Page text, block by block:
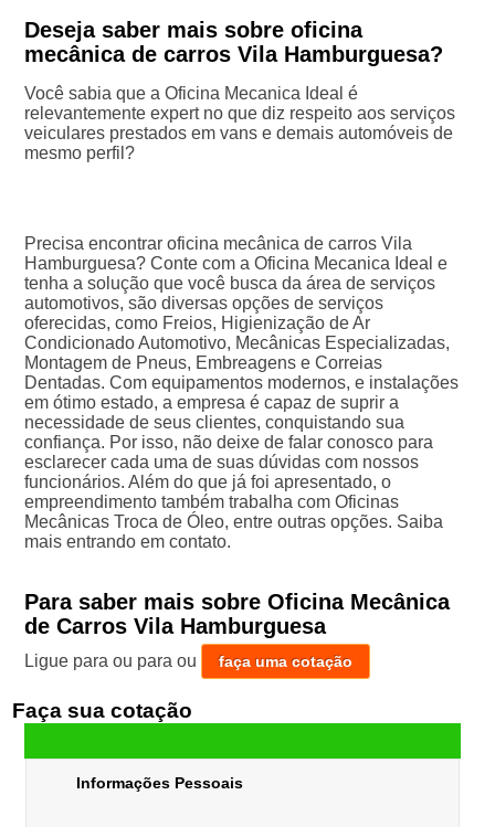
Deseja saber mais sobre oficina
mecânica de carros Vila Hamburguesa?
Você sabia que a Oficina Mecanica Ideal é
relevantemente expert no que diz respeito aos serviços
veiculares prestados em vans e demais automóveis de
mesmo perfil?
Precisa encontrar oficina mecânica de carros Vila
Hamburguesa? Conte com a Oficina Mecanica Ideal e
tenha a solução que você busca da área de serviços
automotivos, são diversas opções de serviços
oferecidas, como Freios, Higienização de Ar
Condicionado Automotivo, Mecânicas Especializadas,
Montagem de Pneus, Embreagens e Correias
Dentadas. Com equipamentos modernos, e instalações
em ótimo estado, a empresa é capaz de suprir a
necessidade de seus clientes, conquistando sua
confiança. Por isso, não deixe de falar conosco para
esclarecer cada uma de suas dúvidas com nossos
funcionários. Além do que já foi apresentado, o
empreendimento também trabalha com Oficinas
Mecânicas Troca de Óleo, entre outras opções. Saiba
mais entrando em contato.
Para saber mais sobre Oficina Mecânica
de Carros Vila Hamburguesa
Ligue para ou para ou faça uma cotação
Faça sua cotação
Informações Pessoais